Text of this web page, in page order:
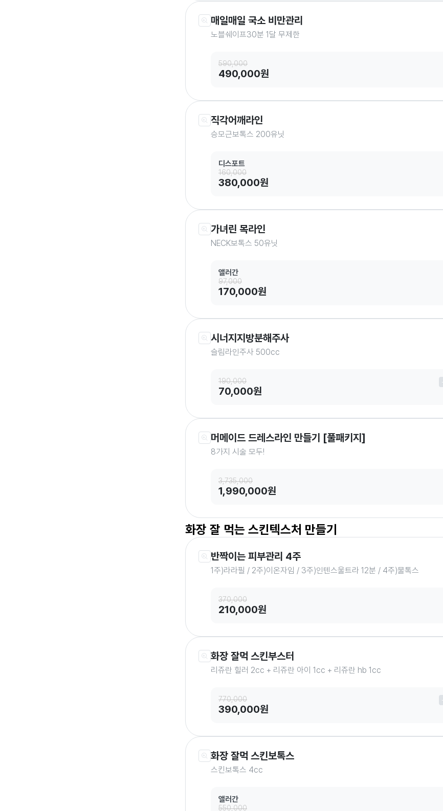
매일매일 국소 비만관리
노블쉐이프30분 1달 무제한
590,000
490,000원
직각어깨라인
승모근보톡스 200유닛
디스포트
160,000
380,000원
가녀린 목라인
NECK보톡스 50유닛
앨러간
97,000
170,000원
시너지지방분해주사
슬림라인주사 500cc
190,000
70,000원
머메이드 드레스라인 만들기 [풀패키지]
8가지 시술 모두!
3,735,000
1,990,000원
화장 잘 먹는 스킨텍스처 만들기
반짝이는 피부관리 4주
1주)라라필 / 2주)이온자임 / 3주)인텐스울트라 12분 / 4주)물톡스
370,000
210,000원
화장 잘먹 스킨부스터
리쥬란 힐러 2cc + 리쥬란 아이 1cc + 리쥬란 hb 1cc
770,000
390,000원
화장 잘먹 스킨보톡스
스킨보톡스 4cc
앨러간
550,000